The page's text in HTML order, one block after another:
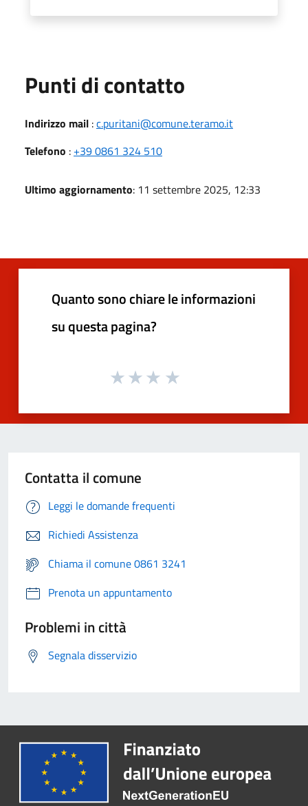
Punti di contatto
Indirizzo mail :c.puritani@comune.teramo.it
Telefono : +39 0861 324 510
Ultimo aggiornamento: 11 settembre 2025, 12:33
Quanto sono chiare le informazioni
su questa pagina?
Contatta il comune
Leggi le domande frequenti
Richiedi Assistenza
Chiama il comune 0861 3241
Prenota un appuntamento
Problemi in città
Segnala disservizio